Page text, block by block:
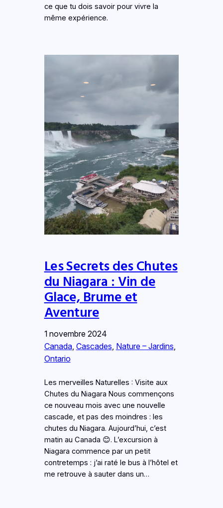
ce que tu dois savoir pour vivre la
même expérience.
Les Secrets des Chutes
du Niagara : Vin de
Glace, Brume et
Aventure
1 novembre 2024
Canada, Cascades, Nature – Jardins
Ontario
Les merveilles Naturelles : Visite aux
Chutes du Niagara Nous commençons
ce nouveau mois avec une nouvelle
cascade, et pas des moindres : les
chutes du Niagara. Aujourd’hui, c’est
matin au Canada 😊. L’excursion à
Niagara commence par un petit
contretemps : j’ai raté le bus à l’hôtel et
me retrouve à sauter dans un…